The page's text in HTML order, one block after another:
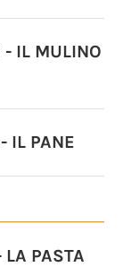
- IL MULINO
IL PANE
LA PASTA